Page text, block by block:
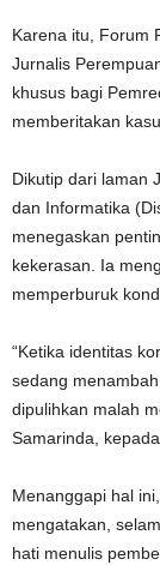
Karena itu, Forum
Jurnalis
khusus bagi
memberitakan
Dikutip dari laman
dan Informatika
menegaskan
kekerasan. Ia
memperburuk
“Ketika identitas
sedang
dipulihkan malah
Samarinda,
Menanggapi hal
mengatakan,
hati menulis